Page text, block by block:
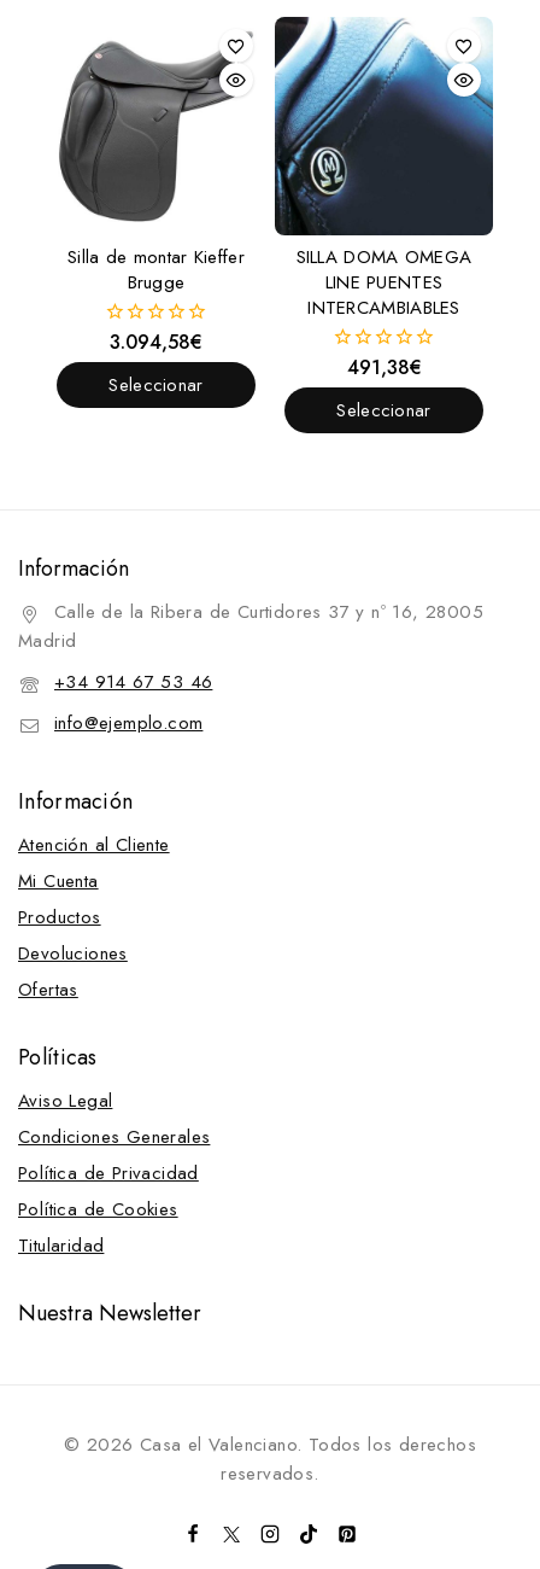
Silla de montar Kieffer
Brugge
0
fuera
de
3.094,58€
Seleccionar
SILLA DOMA OMEGA
LINE PUENTES
INTERCAMBIABLES
fuera
de
491,38€
Seleccionar
Información
Calle de la Ribera de Curtidores 37 y nº 16, 28005
Madrid
+34 914 67 53 46
info@ejemplo.com
Información
Atención al Cliente
Mi Cuenta
Productos
Devoluciones
Ofertas
Políticas
Aviso Legal
Condiciones Generales
Política de Privacidad
Política de Cookies
Titularidad
Nuestra Newsletter
© 2026 Casa el Valenciano. Todos los derechos
reservados.